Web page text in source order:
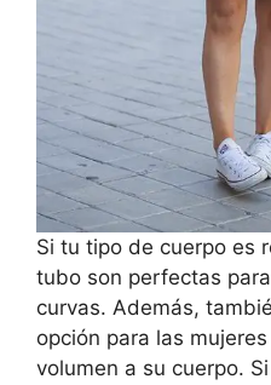
Si tu tipo de cuerpo es
tubo son perfectas
curvas. Además,
opción para las
volumen a su cuerpo.